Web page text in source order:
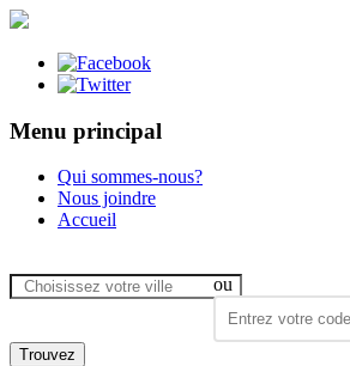
Menu principal
Qui sommes-nous?
Nous joindre
Accueil
ou